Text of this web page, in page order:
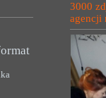
3000
agencji